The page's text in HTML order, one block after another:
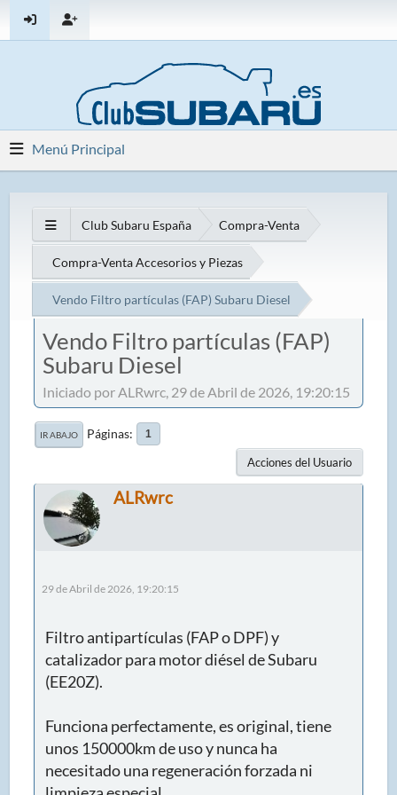
Menú Principal
Club Subaru España Compra-Venta
Compra-Venta Accesorios y Piezas
Vendo Filtro partículas (FAP) Subaru Diesel
Vendo Filtro partículas (FAP)
Subaru Diesel
Iniciado por ALRwrc, 29 de Abril de 2026, 19:20:15
IR ABAJO Páginas 1
Acciones del Usuario
ALRwrc
29 de Abril de 2026, 19:20:15
Filtro antipartículas (FAP o DPF) y
catalizador para motor diésel de Subaru
(EE20Z).
Funciona perfectamente, es original, tiene
unos 150000km de uso y nunca ha
necesitado una regeneración forzada ni